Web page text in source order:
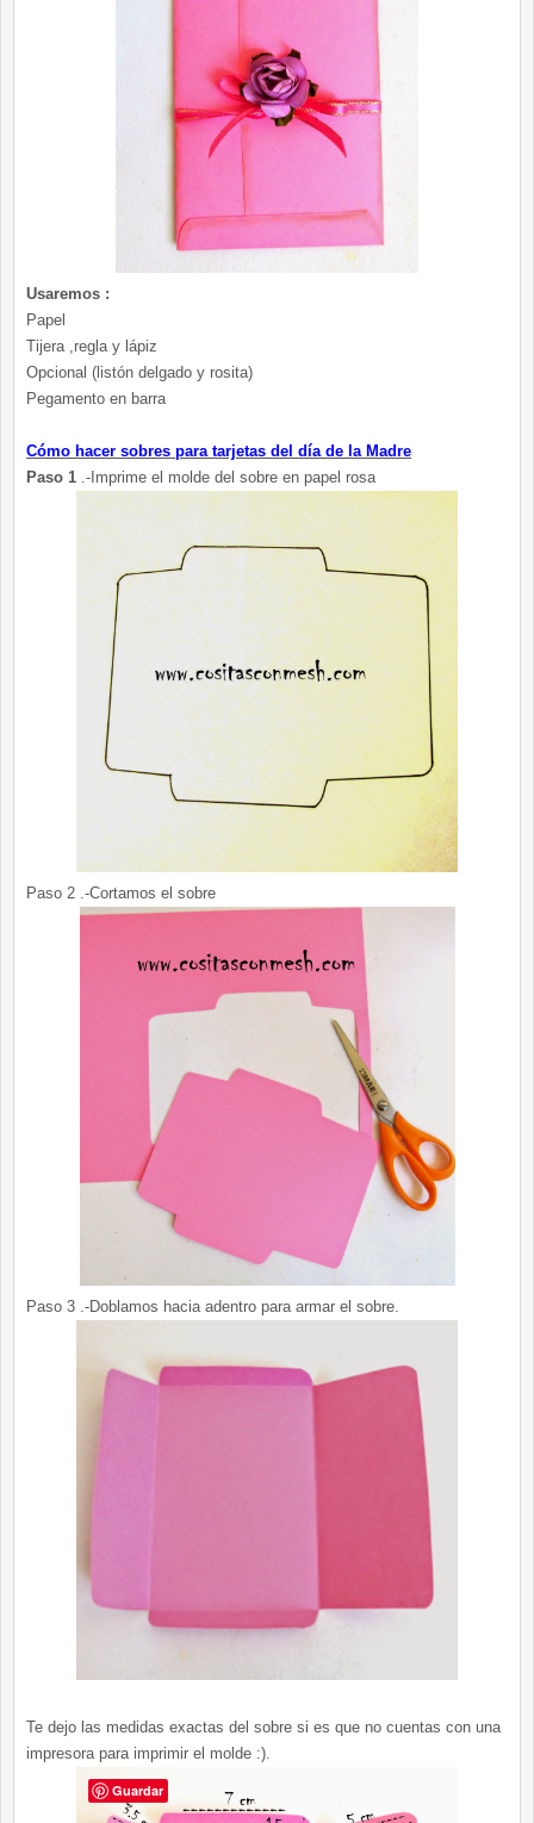
Usaremos :
Papel
Tijera ,regla y lápiz
Opcional (listón delgado y rosita)
Pegamento en barra
Cómo hacer sobres para tarjetas del día de la Madre
Paso 1 .-Imprime el molde del sobre en papel rosa
Paso 2 .-Cortamos el sobre
Paso 3 .-Doblamos hacia adentro para armar el sobre.
Te dejo las medidas exactas del sobre si es que no cuentas con una
impresora para imprimir el molde :).
Guardar